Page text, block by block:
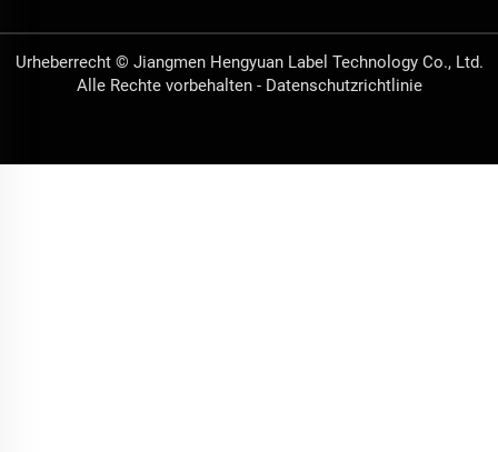
Urheberrecht © Jiangmen Hengyuan Label Technology Co., Ltd.
Alle Rechte vorbehalten - Datenschutzrichtlinie